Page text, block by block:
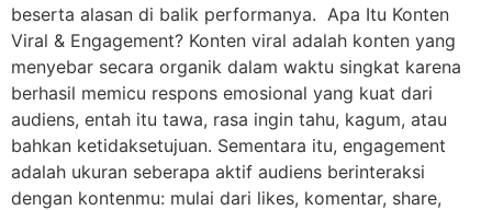
beserta alasan di balik performanya. Apa Itu Konten
Viral & Engagement? Konten viral adalah konten yang
menyebar secara organik dalam waktu singkat karena
berhasil memicu respons emosional yang kuat dari
audiens, entah itu tawa, rasa ingin tahu, kagum, atau
bahkan ketidaksetujuan. Sementara itu, engagement
adalah ukuran seberapa aktif audiens berinteraksi
dengan kontenmu: mulai dari likes, komentar, share,